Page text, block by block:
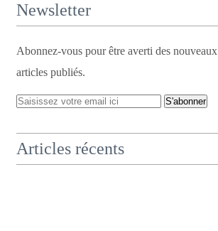
Newsletter
Abonnez-vous pour être averti des nouveaux
articles publiés.
Articles récents